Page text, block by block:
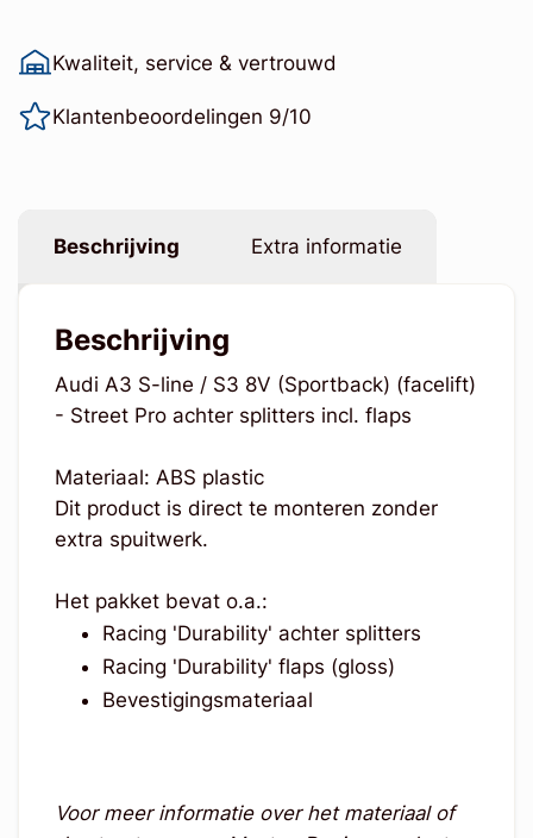
Kwaliteit, service & vertrouwd
Klantenbeoordelingen 9/10
Beschrijving Extra informatie
Beschrijving
Audi A3 S-line / S3 8V (Sportback) (facelift)
- Street Pro achter splitters incl. flaps
Materiaal: ABS plastic
Dit product is direct te monteren zonder
extra spuitwerk.
Het pakket bevat o.a.:
Racing 'Durability' achter splitters
Racing 'Durability' flaps (gloss)
Bevestigingsmateriaal
Voor meer informatie over het materiaal of